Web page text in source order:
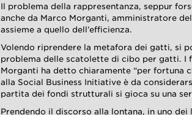
Il problema della rappresentanza, seppur
anche da Marco Morganti, amministratore
assieme a quello dell’efficienza.
Volendo riprendere la metafora dei gatti, si
problema delle scatolette di cibo per gatti. I
Morganti ha detto chiaramente “per fortuna
alla Social Business Initiative è da
partita dei fondi strutturali si gioca su una
Prendendo il discorso alla lontana, in uno